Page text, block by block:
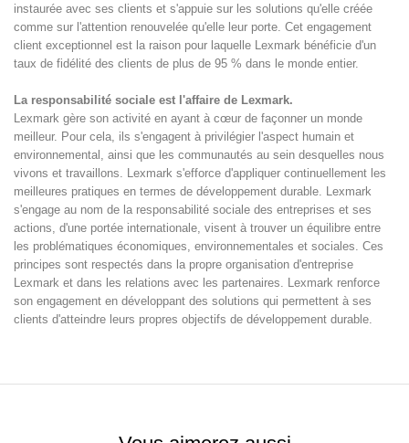
instaurée avec ses clients et s'appuie sur les solutions qu'elle créée
comme sur l'attention renouvelée qu'elle leur porte. Cet engagement
client exceptionnel est la raison pour laquelle Lexmark bénéficie d'un
taux de fidélité des clients de plus de 95 % dans le monde entier.
La responsabilité sociale est l'affaire de Lexmark.
Lexmark gère son activité en ayant à cœur de façonner un monde
meilleur. Pour cela, ils s'engagent à privilégier l'aspect humain et
environnemental, ainsi que les communautés au sein desquelles nous
vivons et travaillons. Lexmark s'efforce d'appliquer continuellement les
meilleures pratiques en termes de développement durable. Lexmark
s'engage au nom de la responsabilité sociale des entreprises et ses
actions, d'une portée internationale, visent à trouver un équilibre entre
les problématiques économiques, environnementales et sociales. Ces
principes sont respectés dans la propre organisation d'entreprise
Lexmark et dans les relations avec les partenaires. Lexmark renforce
son engagement en développant des solutions qui permettent à ses
clients d'atteindre leurs propres objectifs de développement durable.